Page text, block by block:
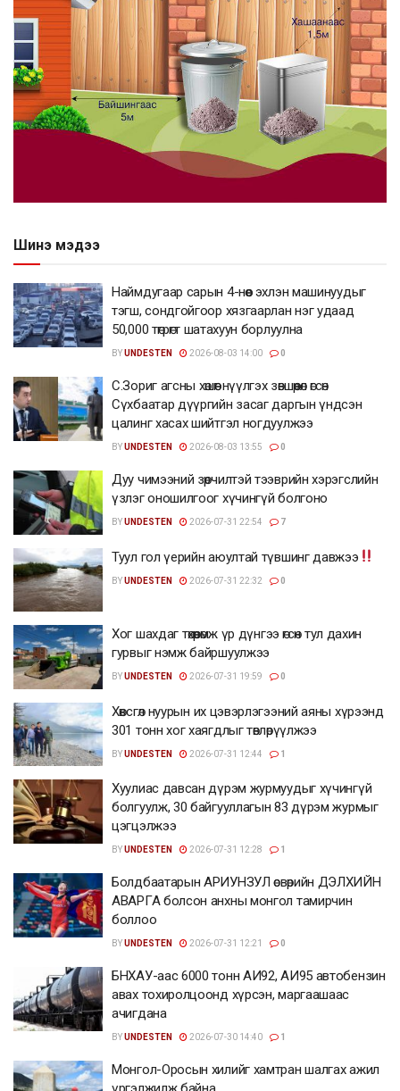
Шинэ мэдээ
Наймдугаар сарын 4-нөөс эхлэн машинуудыг
тэгш, сондгойгоор хязгаарлан нэг удаад
50,000 төгрөгт шатахуун борлуулна
BYUNDESTEN 2026-08-03 14:00 0
С.Зориг агсны хөшөөг нүүлгэх зөвшөөрөл өгсөн
Сүхбаатар дүүргийн засаг даргын үндсэн
цалинг хасах шийтгэл ногдуулжээ
BYUNDESTEN 2026-08-03 13:55 0
Дуу чимээний зөрчилтэй тээврийн хэрэгслийн
үзлэг оношилгоог хүчингүй болгоно
BYUNDESTEN 2026-07-31 22:54 7
Туул гол үерийн аюултай түвшинг давжээ
BYUNDESTEN 2026-07-31 22:32 0
Хог шахдаг төхөөрөмж үр дүнгээ өгсөн тул дахин
гурвыг нэмж байршуулжээ
BYUNDESTEN 2026-07-31 19:59 0
Хөвсгөл нуурын их цэвэрлэгээний аяны хүрээнд
301 тонн хог хаягдлыг төвлөрүүлжээ
BYUNDESTEN 2026-07-31 12:44 1
Хуулиас давсан дүрэм журмуудыг хүчингүй
болгуулж, 30 байгууллагын 83 дүрэм журмыг
цэгцэлжээ
BYUNDESTEN 2026-07-31 12:28 1
Болдбаатарын АРИУНЗУЛ өсвөрийн ДЭЛХИЙН
АВАРГА болсон анхны монгол тамирчин
боллоо
BYUNDESTEN 2026-07-31 12:21 0
БНХАУ-аас 6000 тонн АИ92, АИ95 автобензин
авах тохиролцоонд хүрсэн, маргаашаас
ачигдана
BYUNDESTEN 2026-07-30 14:40 1
Монгол-Оросын хилийг хамтран шалгах ажил